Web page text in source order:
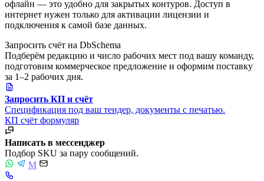
офлайн — это удобно для закрытых контуров. Доступ в
интернет нужен только для активации лицензии и
подключения к самой базе данных.
Запросить счёт на DbSchema
Подберём редакцию и число рабочих мест под вашу команду,
подготовим коммерческое предложение и оформим поставку
за 1–2 рабочих дня.
Запросить КП и счёт
Спецификация под ваш тендер, документы с печатью.
КП счёт формуляр
Написать в мессенджер
Подбор SKU за пару сообщений.
M